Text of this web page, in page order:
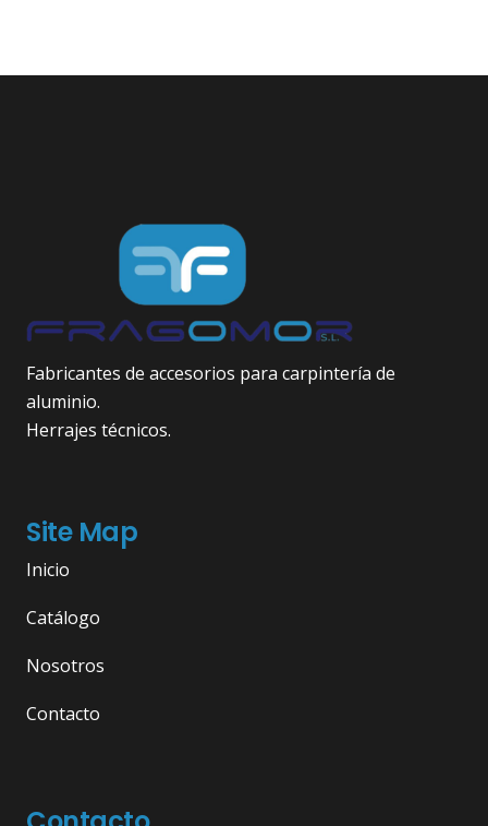
Fabricantes de accesorios para carpintería de
aluminio.
Herrajes técnicos.
Site Map
Inicio
Catálogo
Nosotros
Contacto